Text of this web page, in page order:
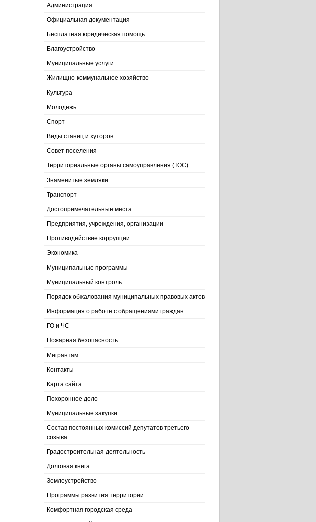
Администрация
Официальная документация
Бесплатная юридическая помощь
Благоустройство
Муниципальные услуги
Жилищно-коммунальное хозяйство
Культура
Молодежь
Спорт
Виды станиц и хуторов
Совет поселения
Территориальные органы самоуправления (ТОС)
Знаменитые земляки
Транспорт
Достопримечательные места
Предприятия, учреждения, организации
Противодействие коррупции
Экономика
Муниципальные программы
Муниципальный контроль
Порядок обжалования муниципальных правовых актов
Информация о работе с обращениями граждан
ГО и ЧС
Пожарная безопасность
Мигрантам
Контакты
Карта сайта
Похоронное дело
Муниципальные закупки
Состав постоянных комиссий депутатов третьего
созыва
Градостроительная деятельность
Долговая книга
Землеустройство
Программы развития территории
Комфортная городская среда